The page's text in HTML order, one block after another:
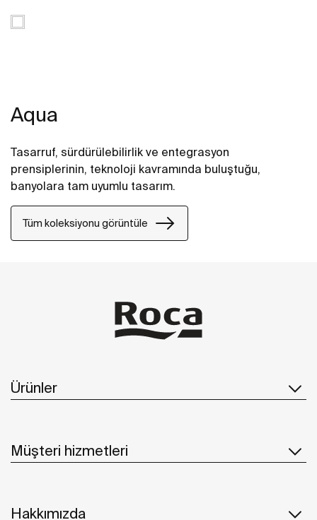
Aqua
Tasarruf, sürdürülebilirlik ve entegrasyon
prensiplerinin, teknoloji kavramında buluştuğu,
banyolara tam uyumlu tasarım.
Tüm koleksiyonu görüntüle
Ürünler
Müşteri hizmetleri
Hakkımızda